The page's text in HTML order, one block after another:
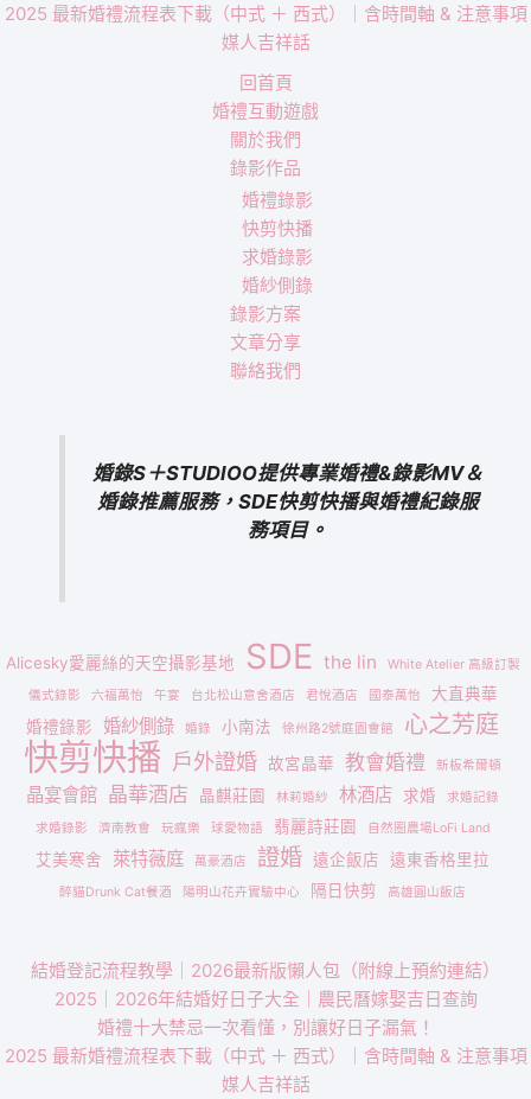
2025 最新婚禮流程表下載（中式 ＋ 西式）｜含時間軸 & 注意事項
媒人吉祥話
回首頁
婚禮互動遊戲
關於我們
錄影作品
婚禮錄影
快剪快播
求婚錄影
婚紗側錄
錄影方案
文章分享
聯絡我們
婚錄S＋STUDIOO提供專業婚禮&錄影MV＆
婚錄推薦服務，SDE快剪快播與婚禮紀錄服
務項目。
Alicesky愛麗絲的天空攝影基地 SDE the lin
White Atelier 高級訂製
儀式錄影
六福萬怡 午宴 台北松山意舍酒店 君悅酒店 國泰萬怡
大直典華
婚禮錄影
婚紗側錄 婚錄 小南法 徐州路2號庭園會館 心之芳庭
快剪快播 戶外證婚 故宮晶華 教會婚禮 新板希爾頓
晶宴會館 晶華酒店 晶麒莊園 林莉婚紗 林酒店 求婚
求婚記錄
求婚錄影
濟南教會 玩瘋樂 球愛物語 翡麗詩莊園 自然圈農場LoFi Land
艾美寒舍 萊特薇庭 萬豪酒店 證婚 遠企飯店 遠東香格里拉
醉貓Drunk Cat餐酒 陽明山花卉實驗中心 隔日快剪 高雄圓山飯店
結婚登記流程教學｜2026最新版懶人包（附線上預約連結）
2025｜2026年結婚好日子大全｜農民曆嫁娶吉日查詢
婚禮十大禁忌一次看懂，別讓好日子漏氣！
2025 最新婚禮流程表下載（中式 ＋ 西式）｜含時間軸 & 注意事項
媒人吉祥話